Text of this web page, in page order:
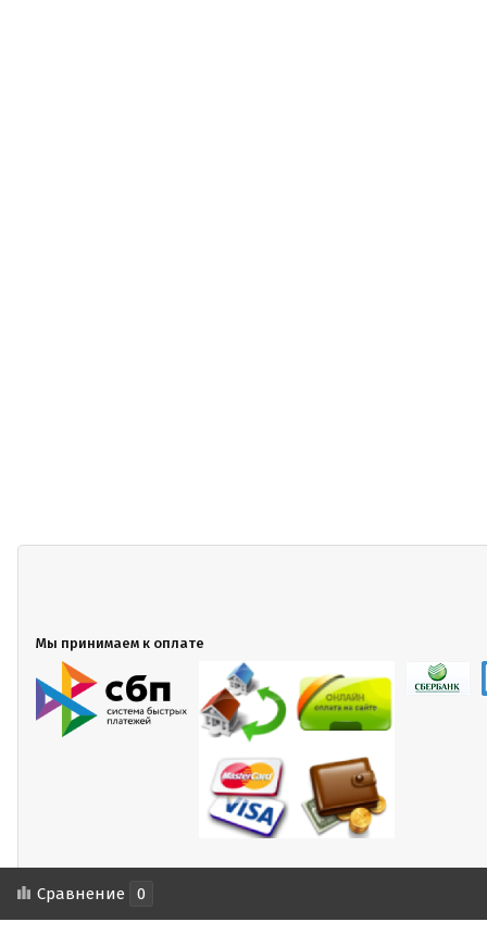
Мы принимаем к оплате
Сравнение 0